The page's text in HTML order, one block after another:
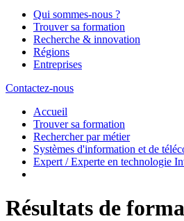
Qui sommes-nous ?
Trouver sa formation
Recherche & innovation
Régions
Entreprises
Contactez-nous
Accueil
Trouver sa formation
Rechercher par métier
Systèmes d'information et de
Expert / Experte en technologie
Résultats de